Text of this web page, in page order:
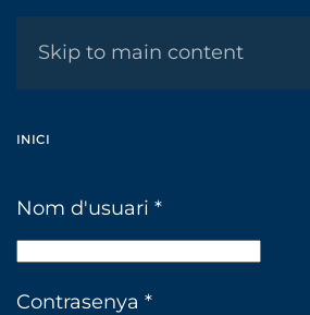
Skip to main content
INICI
Nom d'usuari *
Contrasenya *